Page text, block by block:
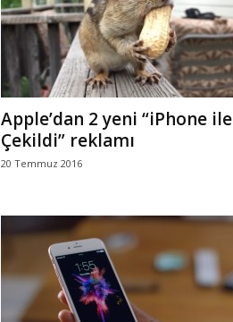
Apple’dan 2 yeni “iPhone ile
Çekildi” reklamı
20 Temmuz 2016